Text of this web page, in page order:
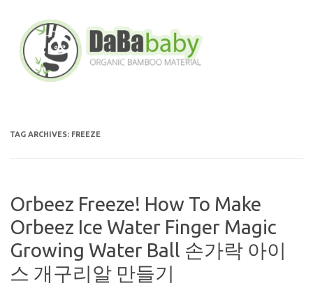
content
TAG ARCHIVES: FREEZE
Orbeez Freeze! How To Make
Orbeez Ice Water Finger Magic
Growing Water Ball 손가락 아이
스 개구리알 만들기